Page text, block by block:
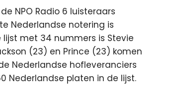
NPO Radio 6 luisteraars
Nederlandse notering is
met 34 nummers is Stevie
(23) en Prince (23) komen
Nederlandse hofleveranciers
Nederlandse platen in de lijst.